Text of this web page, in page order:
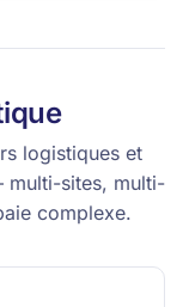
logistiques et
sites, multi-
complexe.